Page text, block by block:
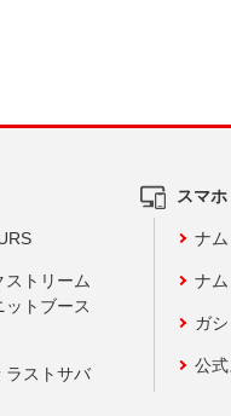
トリーム
トブース
ラストサバ
スマ
ナ
ナ
ガ
公